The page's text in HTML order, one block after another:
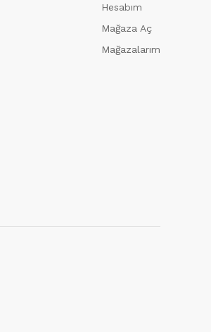
Hesabım
Mağaza Aç
Mağazalarım